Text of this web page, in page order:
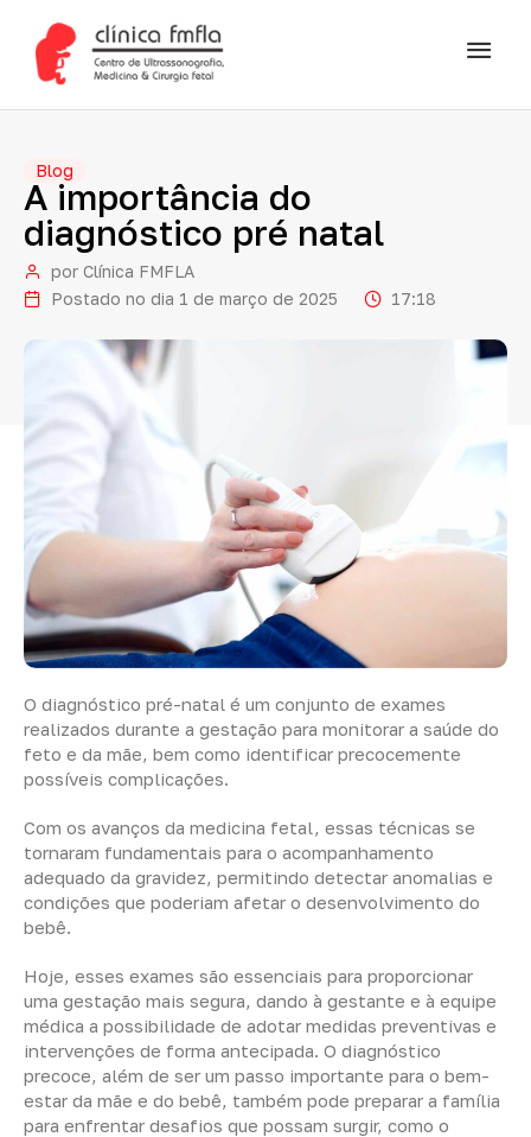
Blog
A importância do
diagnóstico pré natal
por Clínica FMFLA
Postado no dia 1 de março de 2025 17:18
O diagnóstico pré-natal é um conjunto de exames
realizados durante a gestação para monitorar a saúde do
feto e da mãe, bem como identificar precocemente
possíveis complicações.
Com os avanços da medicina fetal, essas técnicas se
tornaram fundamentais para o acompanhamento
adequado da gravidez, permitindo detectar anomalias e
condições que poderiam afetar o desenvolvimento do
bebê.
Hoje, esses exames são essenciais para proporcionar
uma gestação mais segura, dando à gestante e à equipe
médica a possibilidade de adotar medidas preventivas e
intervenções de forma antecipada. O diagnóstico
precoce, além de ser um passo importante para o bem-
estar da mãe e do bebê, também pode preparar a família
para enfrentar desafios que possam surgir, como o